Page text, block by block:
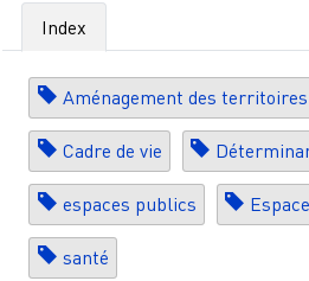
Index
Aménagement des territoires
Cadre de vie
espaces publics
santé